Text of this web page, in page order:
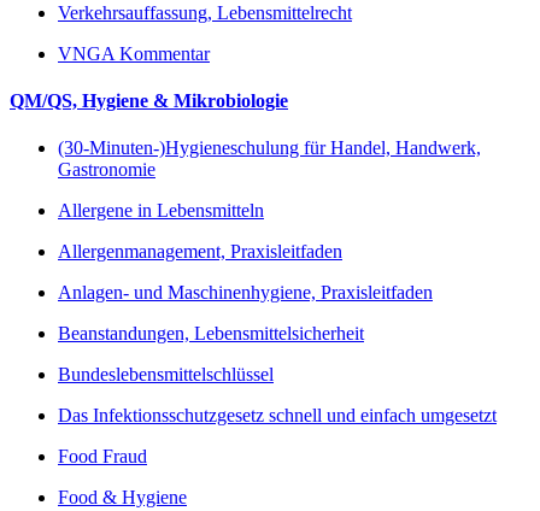
Verkehrsauffassung, Lebensmittelrecht
VNGA Kommentar
QM/QS, Hygiene & Mikrobiologie
(30-Minuten-)Hygieneschulung für Handel, Handwerk,
Gastronomie
Allergene in Lebensmitteln
Allergenmanagement, Praxisleitfaden
Anlagen- und Maschinenhygiene, Praxisleitfaden
Beanstandungen, Lebensmittelsicherheit
Bundeslebensmittelschlüssel
Das Infektionsschutzgesetz schnell und einfach umgesetzt
Food Fraud
Food & Hygiene